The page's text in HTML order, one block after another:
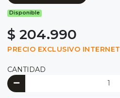
Disponible
$ 204.990
PRECIO EXCLUSIVO INTERNET
CANTIDAD